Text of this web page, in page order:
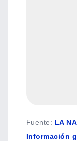
Fuente: LA
Información